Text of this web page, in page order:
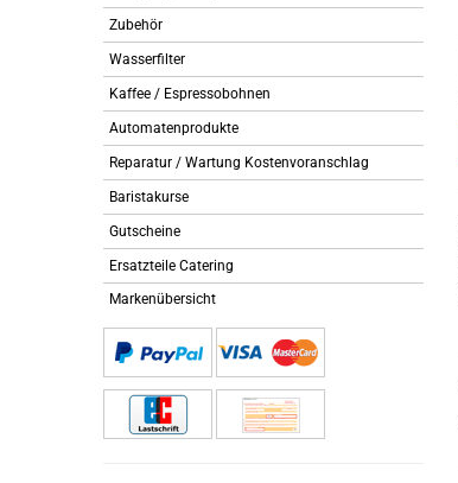
Zubehör
Wasserfilter
Kaffee / Espressobohnen
Automatenprodukte
Reparatur / Wartung Kostenvoranschlag
Baristakurse
Gutscheine
Ersatzteile Catering
Markenübersicht